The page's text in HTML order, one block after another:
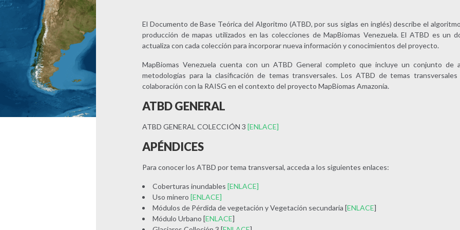
El Documento de Base Teórica del Algoritmo (ATBD, por sus siglas en inglés) describe el
producción de mapas utilizados en las colecciones de MapBiomas Venezuela. El ATBD es un
actualiza con cada colección para incorporar nueva información y conocimientos del proyecto.
MapBiomas Venezuela cuenta con un ATBD General completo que incluye un conjunto de
metodologías para la clasificación de temas transversales. Los ATBD de temas
colaboración con la RAISG en el contexto del proyecto MapBiomas Amazonía.
ATBD GENERAL
ATBD GENERAL COLECCIÓN 3 [ENLACE]
APÉNDICES
Para conocer los ATBD por tema transversal, acceda a los siguientes enlaces:
Coberturas inundables [ENLACE]
Uso minero [ENLACE]
Módulos de Pérdida de vegetación y Vegetación secundaria [ENLACE]
Módulo Urbano [ENLACE]